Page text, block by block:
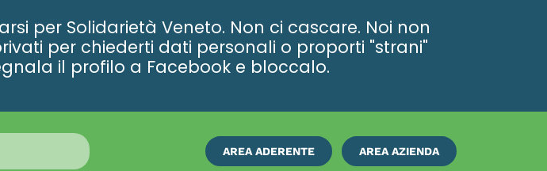
per Solidarietà Veneto. Non ci cascare. Noi non
per chiederti dati personali o proporti "strani"
il profilo a Facebook e bloccalo.
AREA ADERENTE AREA AZIENDA
ISCRIVITI